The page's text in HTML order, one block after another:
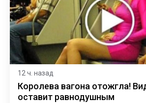
12 ч. назад
Королева вагона отожгла!
оставит равнодушным